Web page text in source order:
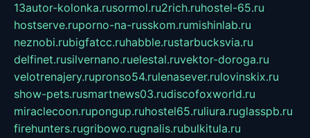
13autor-kolonka.rusormol.ru2rich.ruhostel-65.ru
hostserve.ruporno-na-russkom.rumishinlab.ru
neznobi.rubigfatcc.ruhabble.rustarbucksvia.ru
delfinet.rusilvernano.ruelestal.ruvektor-doroga.ru
velotrenajery.rupronso54.rulenasever.rulovinskix.ru
show-pets.rusmartnews03.rudiscofoxworld.ru
miraclecoon.rupongup.ruhostel65.ruliura.ruglasspb.ru
firehunters.rugribowo.rugnalis.rubulkitula.ru